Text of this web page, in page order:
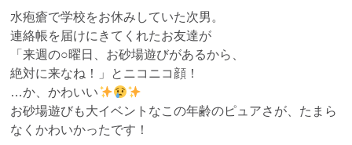
水疱瘡で学校をお休みしていた次男。
連絡帳を届けにきてくれたお友達が
「来週の○曜日、お砂場遊びがあるから、
絶対に来なね！」とニコニコ顔！
…か、かわいい
お砂場遊びも大イベントなこの年齢のピュアさが、たまら
なくかわいかったです！